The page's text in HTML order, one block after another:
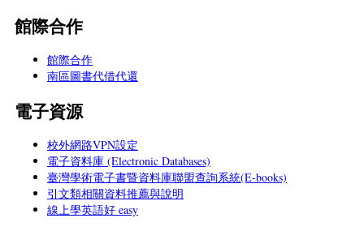
館際合作
館際合作
南區圖書代借代還
電子資源
校外網路VPN設定
電子資料庫 (Electronic Databases)
臺灣學術電子書暨資料庫聯盟查詢系統(E-books)
引文類相關資料推薦與說明
線上學英語好 easy